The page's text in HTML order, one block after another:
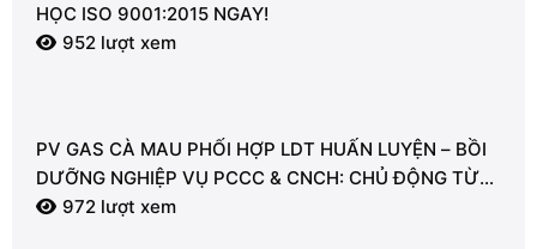
HỌC ISO 9001:2015 NGAY!
952 lượt xem
PV GAS CÀ MAU PHỐI HỢP LDT HUẤN LUYỆN – BỒI
DƯỠNG NGHIỆP VỤ PCCC & CNCH: CHỦ ĐỘNG TỪ
TỪNG GIÂY VÌ AN TOÀN
972 lượt xem